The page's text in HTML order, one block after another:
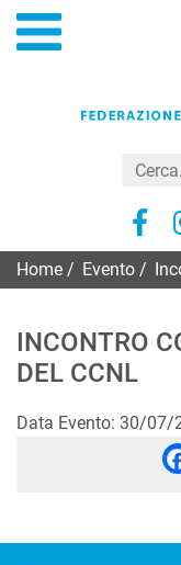
Home Evento
INCONTRO
DEL CCNL
Data Evento: 30/07/